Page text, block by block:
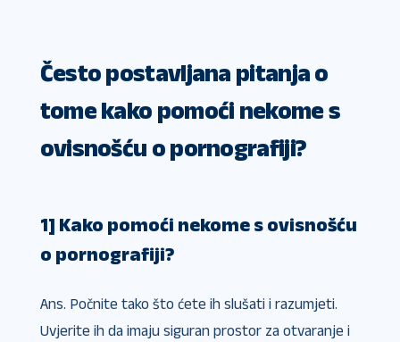
Često postavljana pitanja o
tome kako pomoći nekome s
ovisnošću o pornografiji?
1] Kako pomoći nekome s ovisnošću
o pornografiji?
Ans. Počnite tako što ćete ih slušati i razumjeti.
Uvjerite ih da imaju siguran prostor za otvaranje i